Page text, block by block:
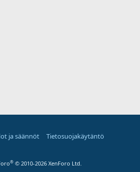
ja säännöt
Tietosuojakäytäntö
® © 2010-2026 XenForo Ltd.